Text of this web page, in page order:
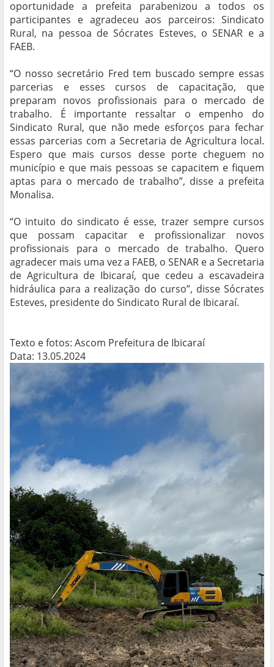
oportunidade a prefeita parabenizou a todos os
participantes e agradeceu aos parceiros: Sindicato
Rural, na pessoa de Sócrates Esteves, o SENAR e a
FAEB.
“O nosso secretário Fred tem buscado sempre essas
parcerias e esses cursos de capacitação, que
preparam novos profissionais para o mercado de
trabalho. É importante ressaltar o empenho do
Sindicato Rural, que não mede esforços para fechar
essas parcerias com a Secretaria de Agricultura local.
Espero que mais cursos desse porte cheguem no
município e que mais pessoas se capacitem e fiquem
aptas para o mercado de trabalho”, disse a prefeita
Monalisa.
“O intuito do sindicato é esse, trazer sempre cursos
que possam capacitar e profissionalizar novos
profissionais para o mercado de trabalho. Quero
agradecer mais uma vez a FAEB, o SENAR e a Secretaria
de Agricultura de Ibicaraí, que cedeu a escavadeira
hidráulica para a realização do curso”, disse Sócrates
Esteves, presidente do Sindicato Rural de Ibicaraí.
Texto e fotos: Ascom Prefeitura de Ibicaraí
Data: 13.05.2024